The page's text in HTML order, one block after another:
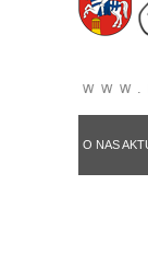
O NAS